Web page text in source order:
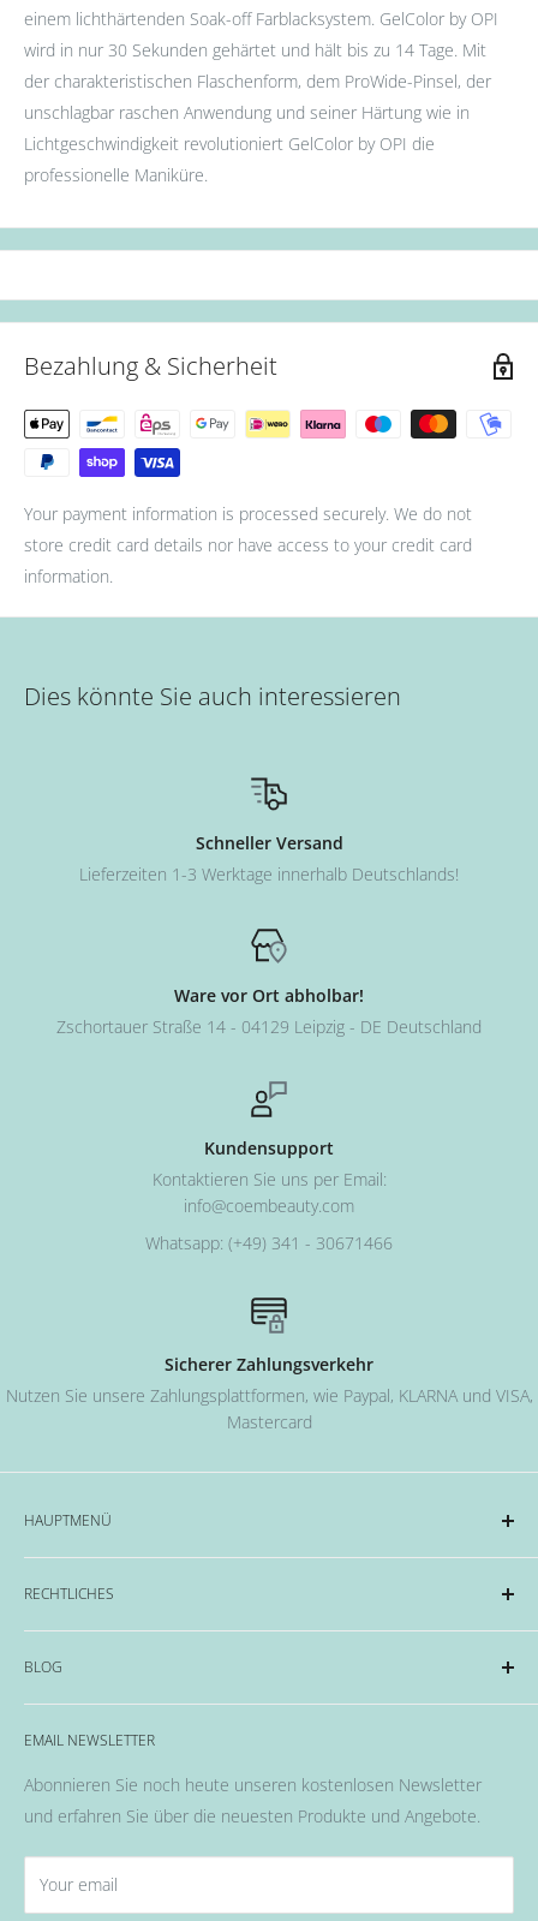
einem lichthärtenden Soak-off Farblacksystem. GelColor by OPI
wird in nur 30 Sekunden gehärtet und hält bis zu 14 Tage. Mit
der charakteristischen Flaschenform, dem ProWide-Pinsel, der
unschlagbar raschen Anwendung und seiner Härtung wie in
Lichtgeschwindigkeit revolutioniert GelColor by OPI die
professionelle Maniküre.
Bezahlung & Sicherheit
Your payment information is processed securely. We do not
store credit card details nor have access to your credit card
information.
Dies könnte Sie auch interessieren
Schneller Versand
Lieferzeiten 1-3 Werktage innerhalb Deutschlands!
Ware vor Ort abholbar!
Zschortauer Straße 14 - 04129 Leipzig - DE Deutschland
Kundensupport
Kontaktieren Sie uns per Email:
info@coembeauty.com
Whatsapp: (+49) 341 - 30671466
Sicherer Zahlungsverkehr
Nutzen Sie unsere Zahlungsplattformen, wie Paypal, KLARNA und VISA,
Mastercard
HAUPTMENÜ
Acryl und Dipping-System
Hard Gel Serien
CND™
OPI
EMME Farben
Flüssigkeiten & Versiegelung
Pinsel
Nail Art
Wellness Pflege, Hand & Body Lotions
Zubehör & Hilfsmittel
RECHTLICHES
Impressum
Datenschutzerklärung
Widerrufsrecht & Widerrufsformular
Allgemeine Geschäftsbedingungen
BLOG
Alles rund um das Thema Nägel, Nail Art und Co.
EMAIL NEWSLETTER
Abonnieren Sie noch heute unseren kostenlosen Newsletter
und erfahren Sie über die neuesten Produkte und Angebote.
Your email